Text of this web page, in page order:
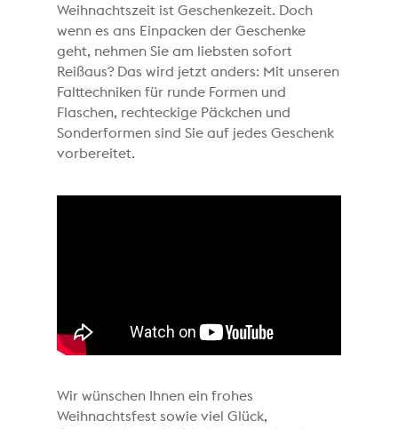
Weihnachtszeit ist Geschenkezeit. Doch
wenn es ans Einpacken der Geschenke
geht, nehmen Sie am liebsten sofort
Reißaus? Das wird jetzt anders: Mit unseren
Falttechniken für runde Formen und
Flaschen, rechteckige Päckchen und
Sonderformen sind Sie auf jedes Geschenk
vorbereitet.
Wir wünschen Ihnen ein frohes
Weihnachtsfest sowie viel Glück,